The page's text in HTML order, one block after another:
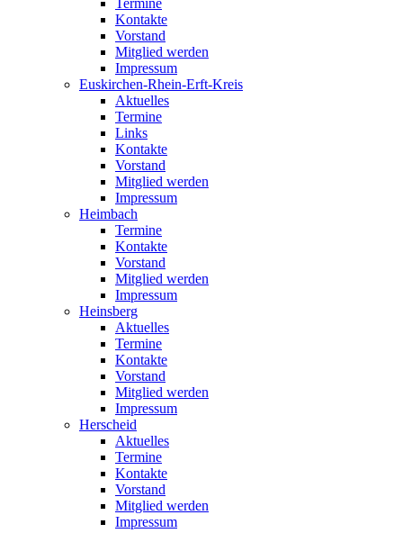
Termine
Kontakte
Vorstand
Mitglied werden
Impressum
Euskirchen-Rhein-Erft-Kreis
Aktuelles
Termine
Links
Kontakte
Vorstand
Mitglied werden
Impressum
Heimbach
Termine
Kontakte
Vorstand
Mitglied werden
Impressum
Heinsberg
Aktuelles
Termine
Kontakte
Vorstand
Mitglied werden
Impressum
Herscheid
Aktuelles
Termine
Kontakte
Vorstand
Mitglied werden
Impressum